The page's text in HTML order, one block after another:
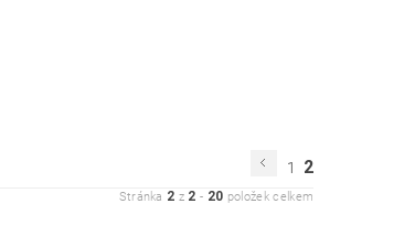
1 2
Stránka 2 z 2 - 20 položek celkem